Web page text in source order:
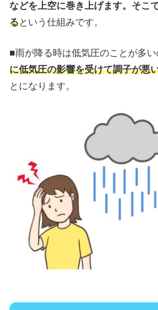
などを上空に巻き上げます。そこ
るという仕組みです。
■雨が降る時は低気圧のことが多い
に低気圧の影響を受けて調子が悪
とになります。